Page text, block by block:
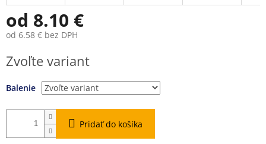
od 8.10 €
od 6.58 € bez DPH
cena:
Zvoľte variant
Balenie
Pridať do košíka